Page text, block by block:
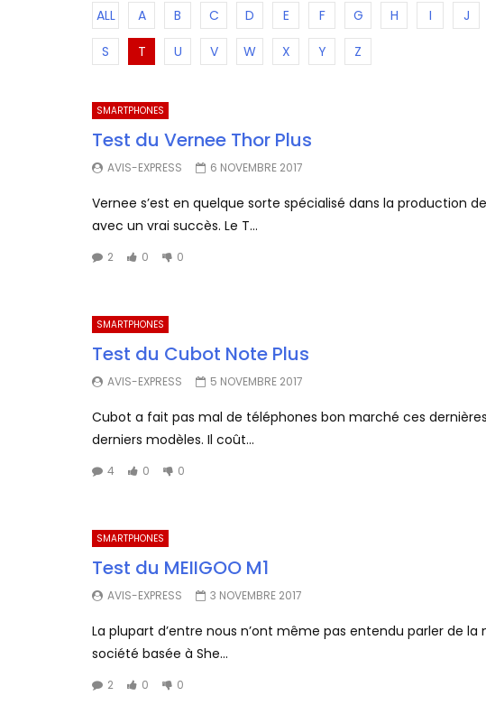
ALL A B C D E F G H I J
S
T U V W X Y Z
SMARTPHONES
Test du Vernee Thor Plus
AVIS-EXPRESS 6 NOVEMBRE 2017
Vernee s’est en quelque sorte spécialisé dans la production
avec un vrai succès. Le T...
2 0 0
SMARTPHONES
Test du Cubot Note Plus
AVIS-EXPRESS 5 NOVEMBRE 2017
Cubot a fait pas mal de téléphones bon marché ces
derniers modèles. Il coût...
4 0 0
SMARTPHONES
Test du MEIIGOO M1
AVIS-EXPRESS 3 NOVEMBRE 2017
La plupart d’entre nous n’ont même pas entendu parler de
société basée à She...
2 0 0